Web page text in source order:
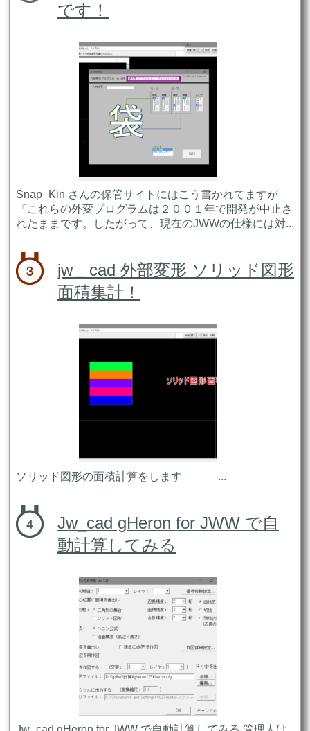
です！
Snap_Kin さんの保管サイトにはこう書かれてますが
『これらの外変プログラムは２００１年で開発が中止さ
れたままです。したがって、現在のJWWの仕様には対...
jw＿cad 外部変形 ソリッド図形
面積集計！
ソリッド図形の面積計算をします ...
Jw_cad gHeron for JWW で自
動計算してみる